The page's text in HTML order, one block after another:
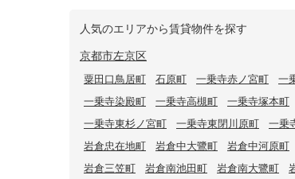
人気のエリアから賃貸物件を探す
京都市左京区
粟田口鳥居町 石原町 一乗寺赤ノ宮町 一
一乗寺染殿町
一乗寺高槻町 一乗寺塚本町
一乗寺東杉ノ宮町
一乗寺東閉川原町 一乗
岩倉忠在地町
岩倉中大鷺町 岩倉中河原町
岩倉三笠町
岩倉南池田町 岩倉南大鷺町